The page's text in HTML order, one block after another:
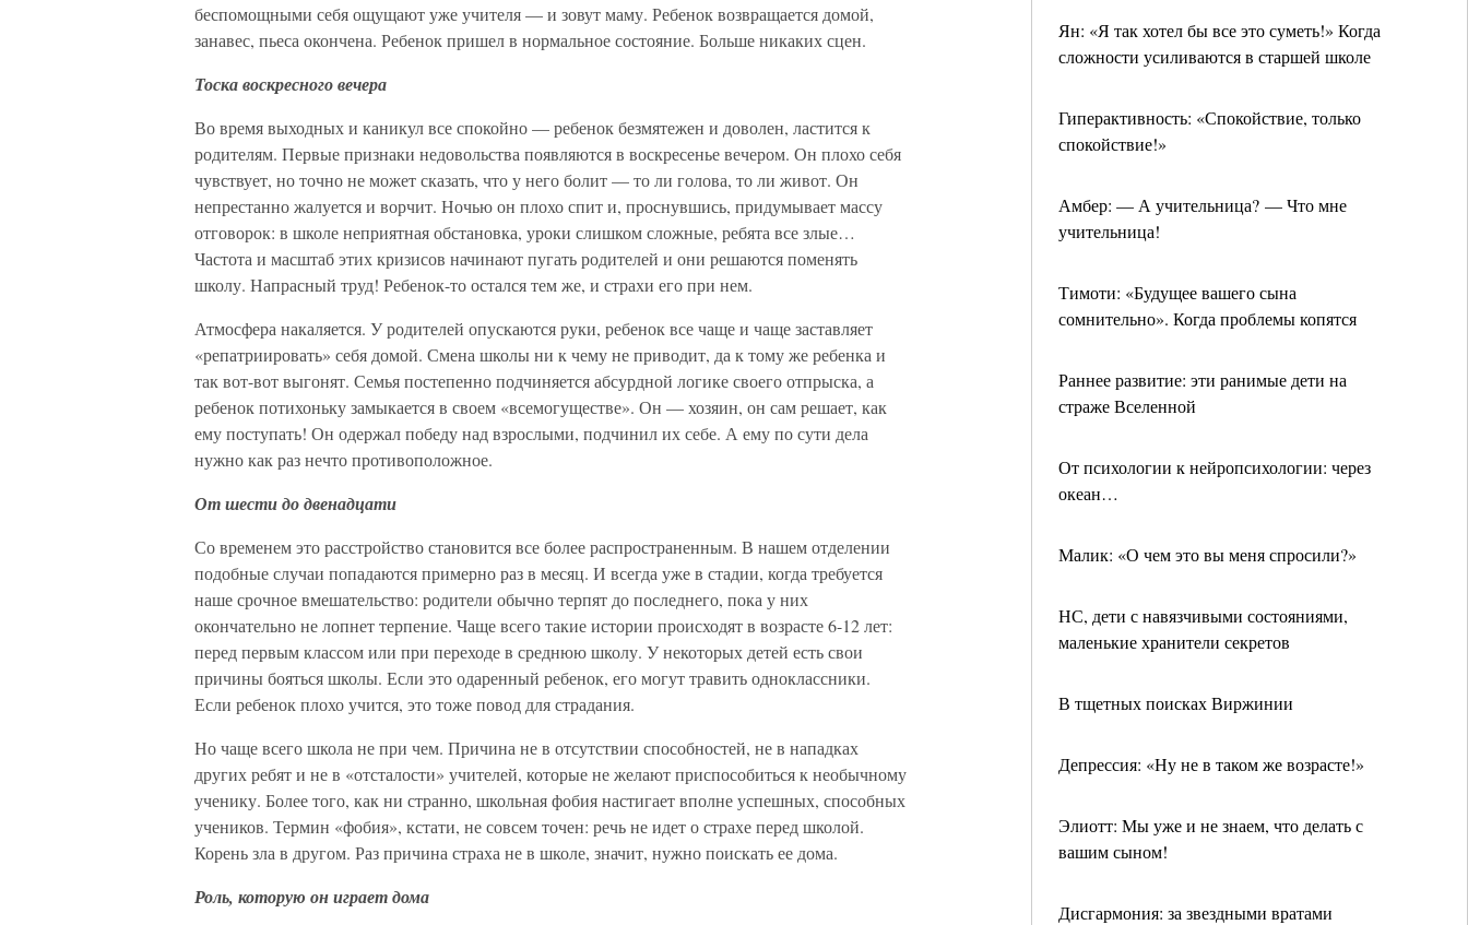
Ян: «Я так хотел бы все это суметь!» Когда
сложности усиливаются в старшей школе
Гиперактивность: «Спокойствие, только
спокойствие!»
Амбер: — А учительница? — Что мне
учительница!
Тимоти: «Будущее вашего сына
сомнительно». Когда проблемы копятся
Раннее развитие: эти ранимые дети на
страже Вселенной
От психологии к нейропсихологии: через
океан…
Малик: «О чем это вы меня спросили?»
НС, дети с навязчивыми состояниями,
маленькие хранители секретов
В тщетных поисках Виржинии
Депрессия: «Ну не в таком же возрасте!»
Элиотт: Мы уже и не знаем, что делать с
вашим сыном!
Дисгармония: за звездными вратами
беспомощными себя ощущают уже учителя — и зовут маму. Ребенок возвращается домой,
занавес, пьеса окончена. Ребенок пришел в нормальное состояние. Больше никаких сцен.
Тоска воскресного вечера
Во время выходных и каникул все спокойно — ребенок безмятежен и доволен, ластится к
родителям. Первые признаки недовольства появляются в воскресенье вечером. Он плохо себя
чувствует, но точно не может сказать, что у него болит — то ли голова, то ли живот. Он
непрестанно жалуется и ворчит. Ночью он плохо спит и, проснувшись, придумывает массу
отговорок: в школе неприятная обстановка, уроки слишком сложные, ребята все злые…
Частота и масштаб этих кризисов начинают пугать родителей и они решаются поменять
школу. Напрасный труд! Ребенок-то остался тем же, и страхи его при нем.
Атмосфера накаляется. У родителей опускаются руки, ребенок все чаще и чаще заставляет
«репатриировать» себя домой. Смена школы ни к чему не приводит, да к тому же ребенка и
так вот-вот выгонят. Семья постепенно подчиняется абсурдной логике своего отпрыска, а
ребенок потихоньку замыкается в своем «всемогуществе». Он — хозяин, он сам решает, как
ему поступать! Он одержал победу над взрослыми, подчинил их себе. А ему по сути дела
нужно как раз нечто противоположное.
От шести до двенадцати
Со временем это расстройство становится все более распространенным. В нашем отделении
подобные случаи попадаются примерно раз в месяц. И всегда уже в стадии, когда требуется
наше срочное вмешательство: родители обычно терпят до последнего, пока у них
окончательно не лопнет терпение. Чаще всего такие истории происходят в возрасте 6-12 лет:
перед первым классом или при переходе в среднюю школу. У некоторых детей есть свои
причины бояться школы. Если это одаренный ребенок, его могут травить одноклассники.
Если ребенок плохо учится, это тоже повод для страдания.
Но чаще всего школа не при чем. Причина не в отсутствии способностей, не в нападках
других ребят и не в «отсталости» учителей, которые не желают приспособиться к необычному
ученику. Более того, как ни странно, школьная фобия настигает вполне успешных, способных
учеников. Термин «фобия», кстати, не совсем точен: речь не идет о страхе перед школой.
Корень зла в другом. Раз причина страха не в школе, значит, нужно поискать ее дома.
Роль, которую он играет дома